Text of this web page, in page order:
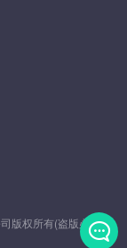
版权所有(盗版必